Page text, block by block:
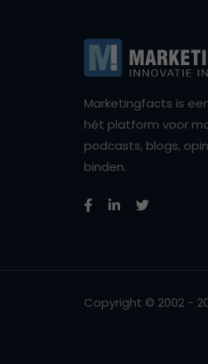
Marketingfacts is
hét platform voor
podcasts, blogs,
binden.
Copyright © 2002 -